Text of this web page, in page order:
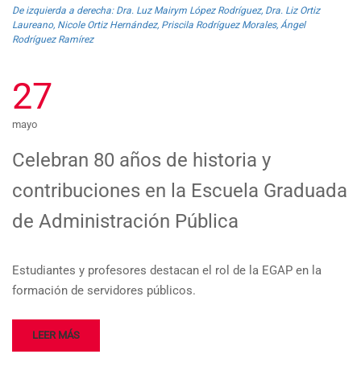
De izquierda a derecha: Dra. Luz Mairym López Rodríguez, Dra. Liz Ortiz
Laureano, Nicole Ortiz Hernández, Priscila Rodríguez Morales, Ángel
Rodríguez Ramírez
27
mayo
Celebran 80 años de historia y
contribuciones en la Escuela Graduada
de Administración Pública
Estudiantes y profesores destacan el rol de la EGAP en la
formación de servidores públicos.
LEER MÁS